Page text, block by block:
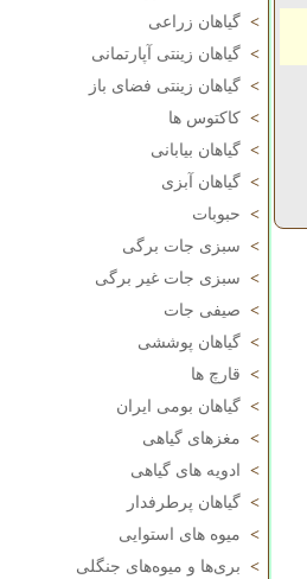
> گیاهان زراعی
> گیاهان زینتی آپارتمانی
> گیاهان زینتی فضای باز
> کاکتوس ها
> گیاهان بیابانی
> گیاهان آبزی
> حبوبات
> سبزی جات برگی
> سبزی جات غیر برگی
> صیفی جات
> گیاهان پوششی
> قارچ ها
> گیاهان بومی ایران
> مغزهای گیاهی
>
ادویه های گیاهی
> گیاهان پرطرفدار
> میوه های استوایی
> بری‌ها و میوه‌های جنگلی